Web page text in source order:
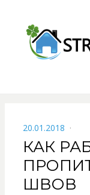
POSTED
ON
20.01.2018
КАК
ШВОВ